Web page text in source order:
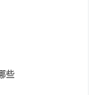
些